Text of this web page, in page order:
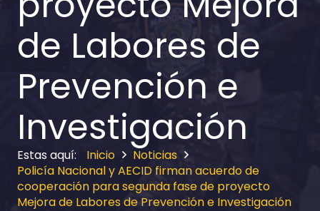
de Labores de
Prevención e
Investigación
Inicio
Noticias
Policía Nacional y AECID firman acuerdo de
cooperación para segunda fase de proyecto
Mejora de Labores de Prevención e Investigación